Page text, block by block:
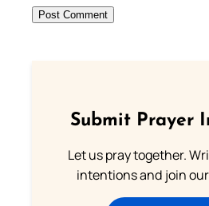
Submit Prayer
Let us pray together.
intentions and join